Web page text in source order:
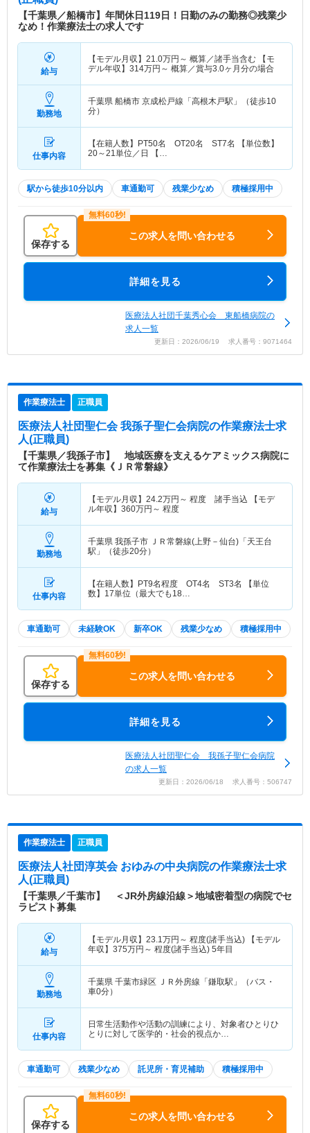
【千葉県／船橋市】年間休日119日！日勤のみの勤務◎残業少
なめ！作業療法士の求人です
給与
【モデル月収】 21.0万円～ 概算／諸手当含む 【モ
デル年収】 314万円～ 概算／賞与3.0ヶ月分の場合
勤務地
千葉県 船橋市 京成松戸線「高根木戸駅」（徒歩10
分）
仕事内容
【在籍人数】PT50名 OT20名 ST7名 【単位数】
20～21単位／日 【…
駅から徒歩10分以内 車通勤可 残業少なめ 積極採用中
保存する
この求人を問い合わせる
詳細を見る
医療法人社団千葉秀心会 東船橋病院の
求人一覧
更新日：2026/06/19 求人番号：9071464
作業療法士 正職員
医療法人社団聖仁会 我孫子聖仁会病院の作業療法士求
人(正職員)
【千葉県／我孫子市】 地域医療を支えるケアミックス病院に
て作業療法士を募集《ＪＲ常磐線》
給与
【モデル月収】 24.2万円～ 程度 諸手当込 【モデ
ル年収】 360万円～ 程度
勤務地
千葉県 我孫子市 ＪＲ常磐線(上野－仙台)「天王台
駅」（徒歩20分）
仕事内容
【在籍人数】PT9名程度 OT4名 ST3名 【単位
数】17単位（最大でも18…
車通勤可 未経験OK 新卒OK 残業少なめ 積極採用中
保存する
この求人を問い合わせる
詳細を見る
医療法人社団聖仁会 我孫子聖仁会病院
の求人一覧
更新日：2026/06/18 求人番号：506747
作業療法士 正職員
医療法人社団淳英会 おゆみの中央病院の作業療法士求
人(正職員)
【千葉県／千葉市】 ＜JR外房線沿線＞地域密着型の病院でセ
ラピスト募集
給与
【モデル月収】 23.1万円～ 程度(諸手当込) 【モデル
年収】 375万円～ 程度(諸手当込) 5年目
勤務地
千葉県 千葉市緑区 ＪＲ外房線「鎌取駅」（バス・
車0分）
仕事内容
日常生活動作や活動の訓練により、対象者ひとりひ
とりに対して医学的・社会的視点か…
車通勤可 残業少なめ 託児所・育児補助 積極採用中
保存する
この求人を問い合わせる